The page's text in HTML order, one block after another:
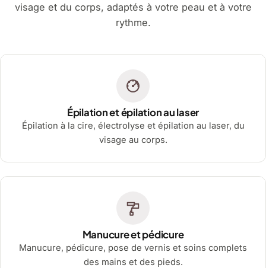
visage et du corps, adaptés à votre peau et à votre
rythme.
Épilation et épilation au laser
Épilation à la cire, électrolyse et épilation au laser, du
visage au corps.
Manucure et pédicure
Manucure, pédicure, pose de vernis et soins complets
des mains et des pieds.